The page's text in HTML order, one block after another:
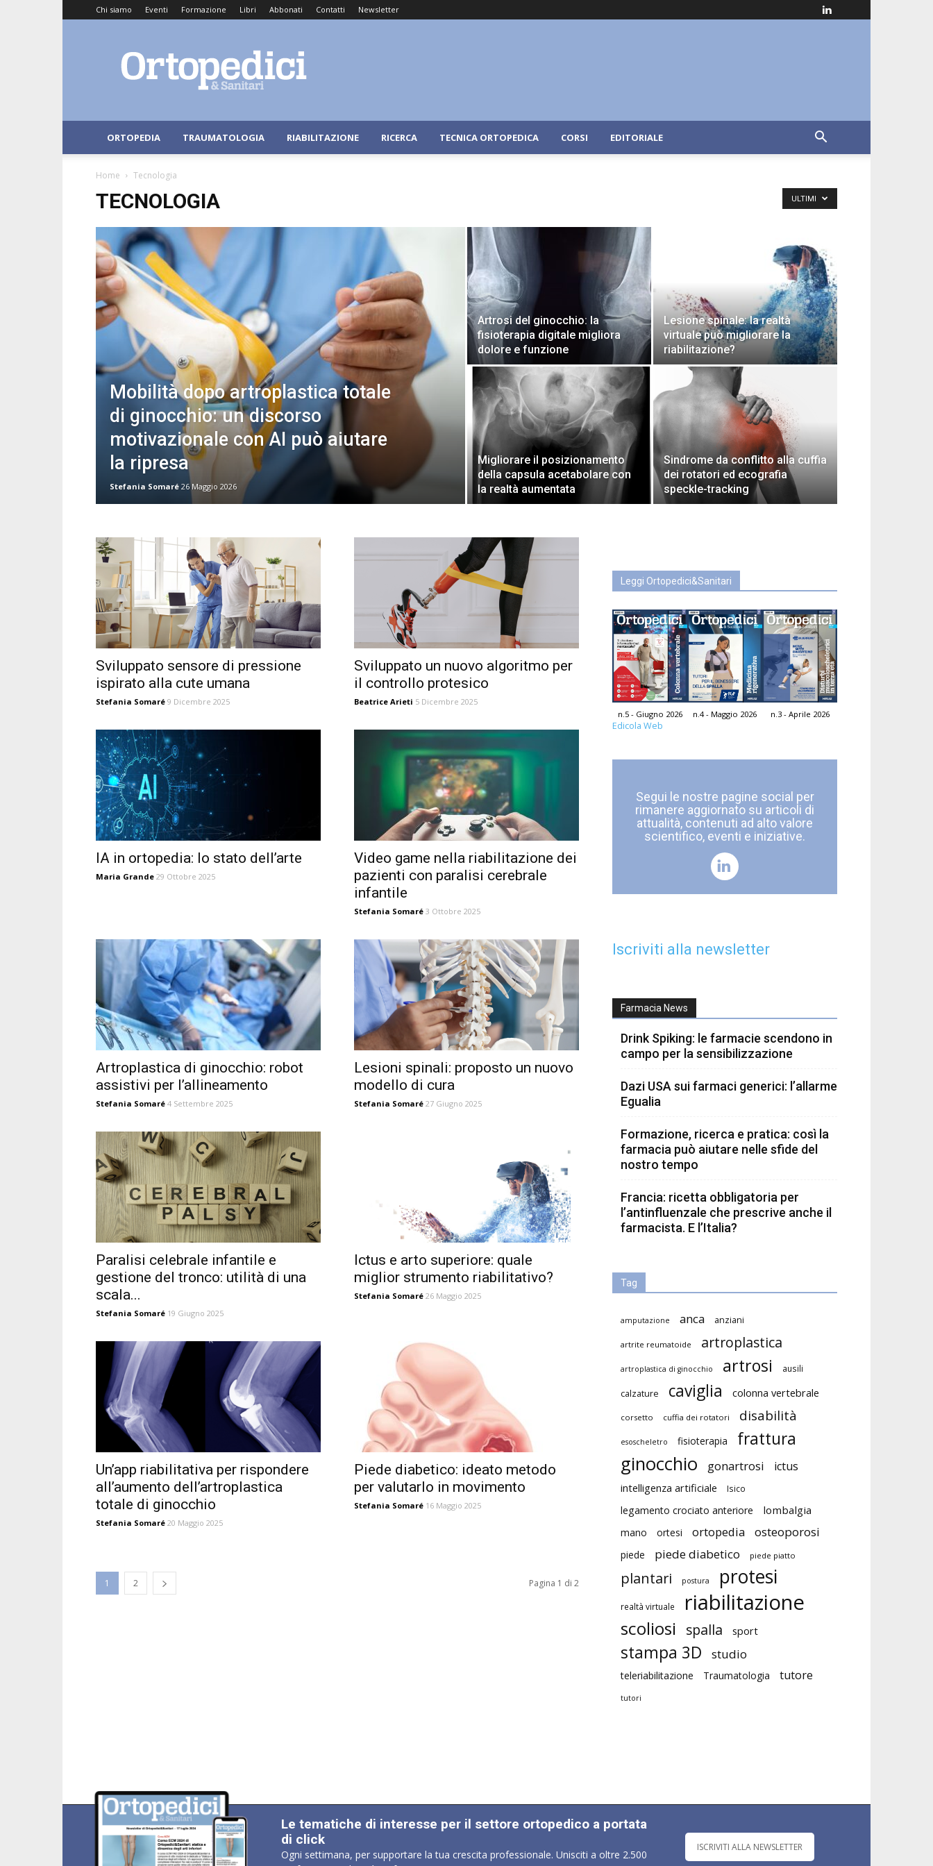
Chi siamo Eventi Formazione Libri Abbonati Contatti Newsletter
e
Sanitari
ORTOPEDIA TRAUMATOLOGIA RIABILITAZIONE RICERCA TECNICA ORTOPEDICA CORSI EDITORIALE
Home Tecnologia
TECNOLOGIA ULTIMI
Mobilità dopo artroplastica totale
di ginocchio: un discorso
motivazionale con AI può aiutare
la ripresa
Stefania Somaré 26 Maggio 2026
Artrosi del ginocchio: la
fisioterapia digitale migliora
dolore e funzione
Lesione spinale: la realtà
virtuale può migliorare la
riabilitazione?
Migliorare il posizionamento
della capsula acetabolare con
la realtà aumentata
Sindrome da conflitto alla cuffia
dei rotatori ed ecografia
speckle-tracking
Sviluppato sensore di pressione
ispirato alla cute umana
Stefania Somaré 9 Dicembre 2025
Sviluppato un nuovo algoritmo per
il controllo protesico
Beatrice Arieti 5 Dicembre 2025
IA in ortopedia: lo stato dell’arte
Maria Grande 29 Ottobre 2025
Video game nella riabilitazione dei
pazienti con paralisi cerebrale
infantile
Stefania Somaré 3 Ottobre 2025
Artroplastica di ginocchio: robot
assistivi per l’allineamento
Stefania Somaré 4 Settembre 2025
Lesioni spinali: proposto un nuovo
modello di cura
Stefania Somaré 27 Giugno 2025
Paralisi celebrale infantile e
gestione del tronco: utilità di una
scala...
Stefania Somaré 19 Giugno 2025
Ictus e arto superiore: quale
miglior strumento riabilitativo?
Stefania Somaré 26 Maggio 2025
Un’app riabilitativa per rispondere
all’aumento dell’artroplastica
totale di ginocchio
Stefania Somaré 20 Maggio 2025
Piede diabetico: ideato metodo
per valutarlo in movimento
Stefania Somaré 16 Maggio 2025
1 2 Pagina 1 di 2
Leggi Ortopedici&Sanitari
n.5 - Giugno 2026 n.4 - Maggio 2026 n.3 - Aprile 2026
Edicola Web
Segui le nostre pagine social per
rimanere aggiornato su articoli di
attualità, contenuti ad alto valore
scientifico, eventi e iniziative.
Iscriviti alla newsletter
Farmacia News
Drink Spiking: le farmacie scendono in
campo per la sensibilizzazione
Dazi USA sui farmaci generici: l’allarme
Egualia
Formazione, ricerca e pratica: così la
farmacia può aiutare nelle sfide del
nostro tempo
Francia: ricetta obbligatoria per
l’antinfluenzale che prescrive anche il
farmacista. E l’Italia?
Tag
amputazione anca anziani
artrite reumatoide artroplastica
artroplastica di ginocchio artrosi ausili
calzature caviglia colonna vertebrale
corsetto cuffia dei rotatori disabilità
esoscheletro fisioterapia frattura
ginocchio gonartrosi ictus
intelligenza artificiale Isico
legamento crociato anteriore lombalgia
mano ortesi ortopedia osteoporosi
piede piede diabetico piede piatto
plantari postura protesi
realtà virtuale riabilitazione
scoliosi spalla sport
stampa 3D studio
teleriabilitazione Traumatologia tutore
tutori
Le tematiche di interesse per il settore ortopedico a portata
di click
Ogni settimana, per supportare la tua crescita professionale. Unisciti a oltre 2.500
ISCRIVITI ALLA NEWSLETTER